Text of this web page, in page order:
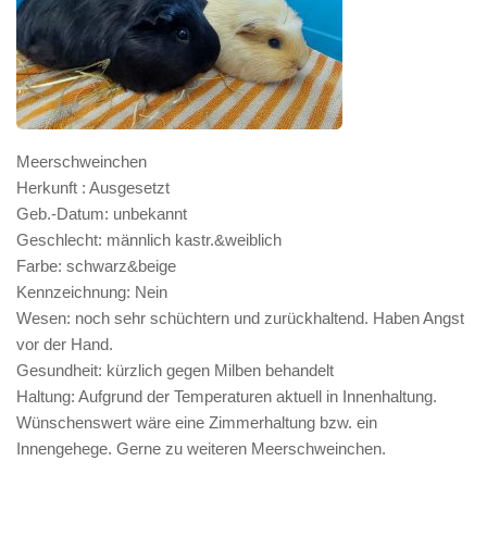
Meerschweinchen
Herkunft : Ausgesetzt
Geb.-Datum: unbekannt
Geschlecht: männlich kastr.&weiblich
Farbe: schwarz&beige
Kennzeichnung: Nein
Wesen: noch sehr schüchtern und zurückhaltend. Haben Angst
vor der Hand.
Gesundheit: kürzlich gegen Milben behandelt
Haltung: Aufgrund der Temperaturen aktuell in Innenhaltung.
Wünschenswert wäre eine Zimmerhaltung bzw. ein
Innengehege. Gerne zu weiteren Meerschweinchen.